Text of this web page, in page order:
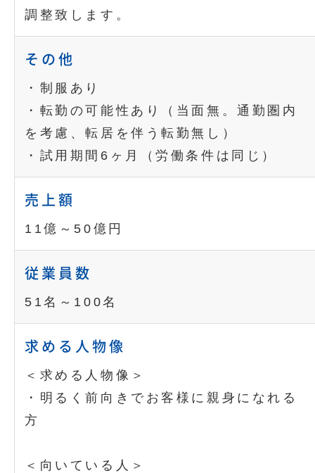
調整致します。
その他
・制服あり
・転勤の可能性あり（当面無。通勤圏内
を考慮、転居を伴う転勤無し）
・試用期間6ヶ月（労働条件は同じ）
売上額
11億～50億円
従業員数
51名～100名
求める人物像
＜求める人物像＞
・明るく前向きでお客様に親身になれる
方
＜向いている人＞